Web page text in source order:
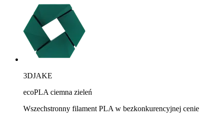
3DJAKE
ecoPLA ciemna zieleń
Wszechstronny filament PLA w bezkonkurencyjnej cenie